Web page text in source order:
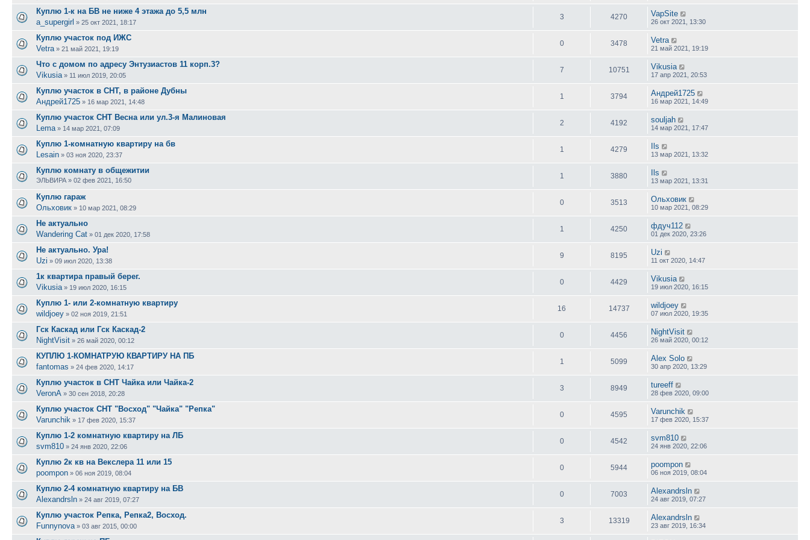
Куплю 1-к на БВ не ниже 4 этажа до 5,5 млн
a_supergirl » 25 окт 2021, 18:17
3 4270 VapSite
26 окт 2021, 13:30
Куплю участок под ИЖС
Vetra » 21 май 2021, 19:19
0 3478 Vetra
21 май 2021, 19:19
Что с домом по адресу Энтузиастов 11 корп.3?
Vikusia » 11 июл 2019, 20:05
7 10751 Vikusia
17 апр 2021, 20:53
Куплю участок в СНТ, в районе Дубны
Андрей1725 » 16 мар 2021, 14:48
1 3794 Андрей1725
16 мар 2021, 14:49
Куплю участок СНТ Весна или ул.3-я Малиновая
Lema » 14 мар 2021, 07:09
2 4192 souljah
14 мар 2021, 17:47
Куплю 1-комнатную квартиру на бв
Lesain » 03 ноя 2020, 23:37
1 4279 Ils
13 мар 2021, 13:32
Куплю комнату в общежитии
ЭЛЬВИРА » 02 фев 2021, 16:50
1 3880 Ils
13 мар 2021, 13:31
Куплю гараж
Ольховик » 10 мар 2021, 08:29
0 3513 Ольховик
10 мар 2021, 08:29
Не актуально
Wandering Cat » 01 дек 2020, 17:58
1 4250 фдуч112
01 дек 2020, 23:26
Не актуально. Ура!
Uzi » 09 июл 2020, 13:38
9 8195 Uzi
11 окт 2020, 14:47
1к квартира правый берег.
Vikusia » 19 июл 2020, 16:15
0 4429 Vikusia
19 июл 2020, 16:15
Куплю 1- или 2-комнатную квартиру
wildjoey » 02 ноя 2019, 21:51
16 14737 wildjoey
07 июл 2020, 19:35
Гск Каскад или Гск Каскад-2
NightVisit » 26 май 2020, 00:12
0 4456 NightVisit
26 май 2020, 00:12
КУПЛЮ 1-КОМНАТРУЮ КВАРТИРУ НА ПБ
fantomas » 24 фев 2020, 14:17
1 5099 Alex Solo
30 апр 2020, 13:29
Куплю участок в СНТ Чайка или Чайка-2
VeronA » 30 сен 2018, 20:28
3 8949 tureeff
28 фев 2020, 09:00
Куплю участок СНТ "Восход" "Чайка" "Репка"
Varunchik » 17 фев 2020, 15:37
0 4595 Varunchik
17 фев 2020, 15:37
Куплю 1-2 комнатную квартиру на ЛБ
svm810 » 24 янв 2020, 22:06
0 4542 svm810
24 янв 2020, 22:06
Куплю 2к кв на Векслера 11 или 15
poompon » 06 ноя 2019, 08:04
0 5944 poompon
06 ноя 2019, 08:04
Куплю 2-4 комнатную квартиру на БВ
Alexandrsln » 24 авг 2019, 07:27
0 7003 Alexandrsln
24 авг 2019, 07:27
Куплю участок Репка, Репка2, Восход.
Funnynova » 03 авг 2015, 00:00
3 13319 Alexandrsln
23 авг 2019, 16:34